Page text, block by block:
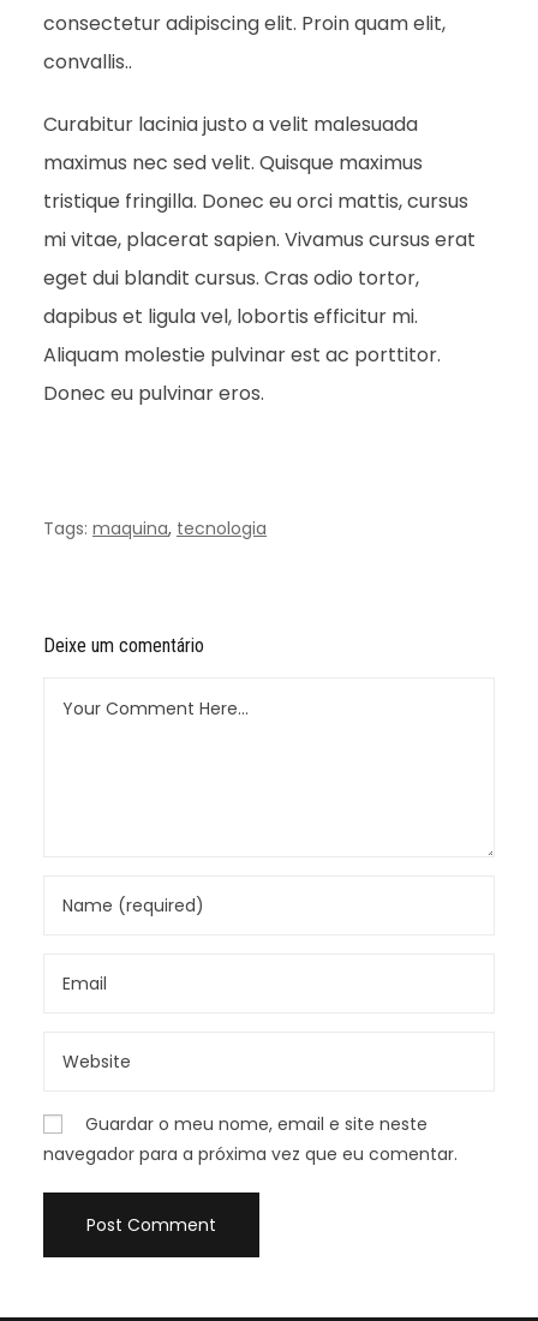
consectetur adipiscing elit. Proin quam elit,
convallis..
Curabitur lacinia justo a velit malesuada
maximus nec sed velit. Quisque maximus
tristique fringilla. Donec eu orci mattis, cursus
mi vitae, placerat sapien. Vivamus cursus erat
eget dui blandit cursus. Cras odio tortor,
dapibus et ligula vel, lobortis efficitur mi.
Aliquam molestie pulvinar est ac porttitor.
Donec eu pulvinar eros.
Tags: maquina, tecnologia
Deixe um comentário
Guardar o meu nome, email e site neste
navegador para a próxima vez que eu comentar.